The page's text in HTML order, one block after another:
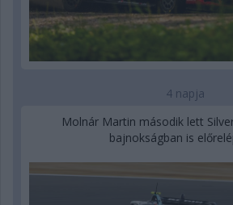
4 napja
Molnár Martin második lett
bajnokságban is